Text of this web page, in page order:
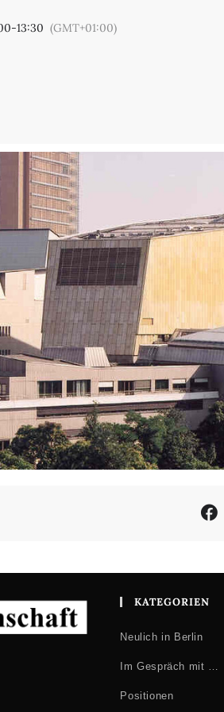
-13:30 (GMT+01:00)
KATEGORIEN
Neulich in Berlin
Im Gespräch mit …
Positionen